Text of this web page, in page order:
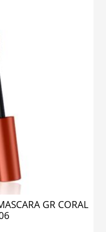
GR CORAL